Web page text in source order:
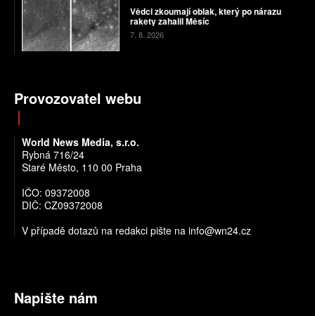
Vědci zkoumají oblak, který po nárazu
rakety zahalil Měsíc
7. 8. 2026
Provozovatel webu
World News Media, s.r.o.
Rybná 716/24
Staré Město, 110 00 Praha
IČO: 09372008
DIČ: CZ09372008
V případě dotazů na redakci pište na info@wn24.cz
Napište nám